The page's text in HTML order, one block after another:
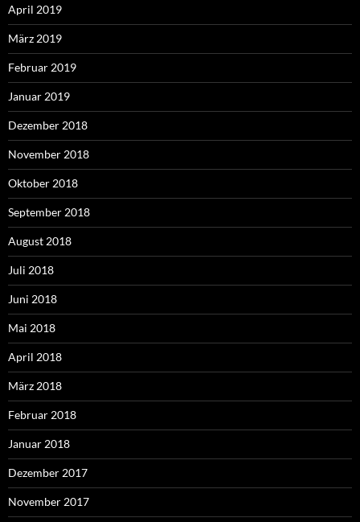
April 2019
März 2019
Februar 2019
Januar 2019
Dezember 2018
November 2018
Oktober 2018
September 2018
August 2018
Juli 2018
Juni 2018
Mai 2018
April 2018
März 2018
Februar 2018
Januar 2018
Dezember 2017
November 2017